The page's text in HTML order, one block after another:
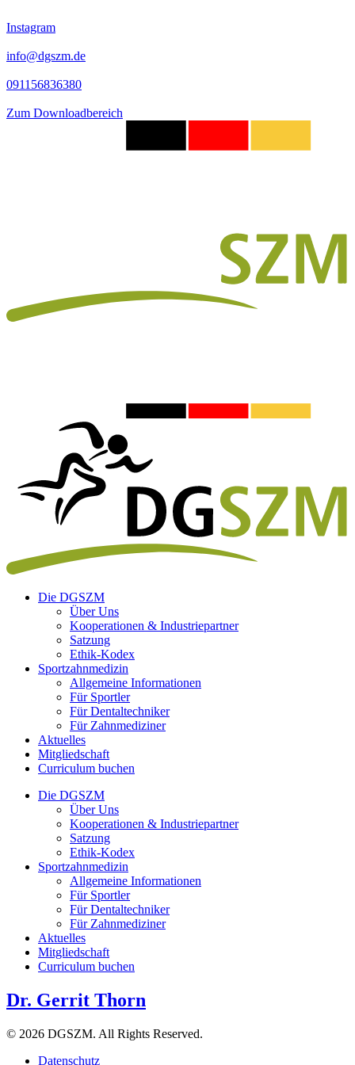
Instagram
info@dgszm.de
091156836380
Zum Downloadbereich
Die DGSZM
Über Uns
Kooperationen & Industriepartner
Satzung
Ethik-Kodex
Sportzahnmedizin
Allgemeine Informationen
Für Sportler
Für Dentaltechniker
Für Zahnmediziner
Aktuelles
Mitgliedschaft
Curriculum buchen
Die DGSZM
Über Uns
Kooperationen & Industriepartner
Satzung
Ethik-Kodex
Sportzahnmedizin
Allgemeine Informationen
Für Sportler
Für Dentaltechniker
Für Zahnmediziner
Aktuelles
Mitgliedschaft
Curriculum buchen
Dr. Gerrit Thorn
© 2026 DGSZM. All Rights Reserved.
Datenschutz